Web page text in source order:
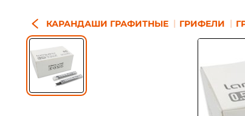
КАРАНДАШИ ГРАФИТНЫЕ ГРИФЕЛИ